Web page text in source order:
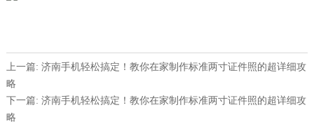
上一篇: 济南手机轻松搞定！教你在家制作标准两寸证件照的超详细攻
略
下一篇: 济南手机轻松搞定！教你在家制作标准两寸证件照的超详细攻
略